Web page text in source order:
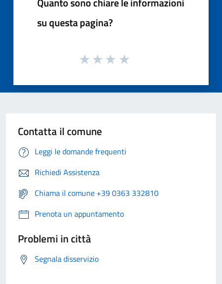
su questa pagina?
Contatta il comune
Leggi le domande frequenti
Richiedi Assistenza
Chiama il comune +39 0363 332810
Prenota un appuntamento
Problemi in città
Segnala disservizio